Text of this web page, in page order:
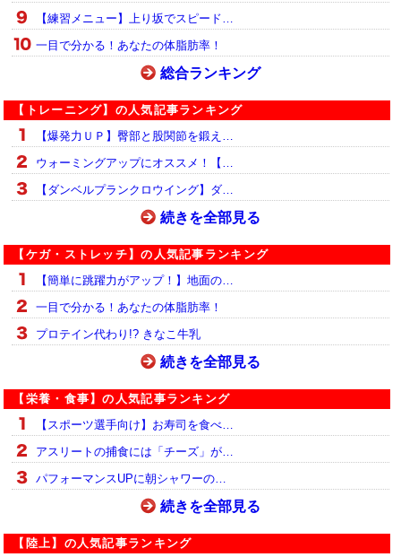
【練習メニュー】上り坂でスピード…
一目で分かる！あなたの体脂肪率！
総合ランキング
【トレーニング】の人気記事ランキング
【爆発力ＵＰ】臀部と股関節を鍛え…
ウォーミングアップにオススメ！【…
【ダンベルプランクロウイング】ダ…
続きを全部見る
【ケガ・ストレッチ】の人気記事ランキング
【簡単に跳躍力がアップ！】地面の…
一目で分かる！あなたの体脂肪率！
プロテイン代わり!? きなこ牛乳
続きを全部見る
【栄養・食事】の人気記事ランキング
【スポーツ選手向け】お寿司を食べ…
アスリートの捕食には「チーズ」が…
パフォーマンスUPに朝シャワーの…
続きを全部見る
【陸上】の人気記事ランキング